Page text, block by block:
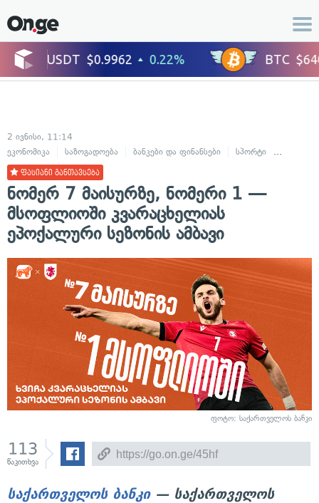
2 ივნისი, 11:14
ეკონომიკა
საზოგადოება ბანკები და ფინანსები სპორტი
ფასიანი განთავსება
ნომერ 7 მაისურზე, ნომერი 1 —
მსოფლიოში კვარაცხელიას
ეპოქალური სეზონის ამბავი
ფოტო: საქართველოს ბანკი
113
წაკითხვა
საქართველოს ბანკი— საქართველოს